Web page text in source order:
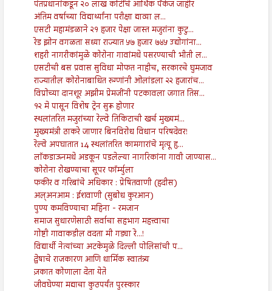
पंतप्रधानांकडून २० लाख कोटींचे आर्थिक पॅकेज जाहीर
अंतिम वर्षाच्या विद्यार्थ्यांना परीक्षा द्याव्या ल...
एसटी महामंडळाने २१ हजार पेक्षा जास्त मजुरांना कुटु...
रेड झोन वगळता सध्या राज्यात ५७ हजार ७४५ उद्योगांना...
शहरी नागरीकांमुळे कोरोना गावांमधे पसरण्याची भीती ल...
एसटीची बस प्रवास सुविधा मोफत नाहीच, सरकारचे घुमजाव
राज्यातील कोरोनाबाधित रुग्णांनी ओलांडला २२ हजारांच...
विप्रोच्या दानशूर अझीम प्रेमजींनी पटकावला जगात तिस...
१२ मे पासून विशेष ट्रेन सुरू होणार
स्थलांतरित मजुरांच्या रेल्वे तिकिटाची खर्च मुख्यमं...
मुख्यमंत्री ठाकरे जाणार बिनविरोध विधान परिषदेवर!
रेल्वे अपघातात 14 स्थलांतरित कामगारांचे मृत्यू हृ...
लाॅकडाऊनमधे अडकून पडलेल्या नागरिकांना गावी जाण्यास...
कोरोना रोखण्याचा सूपर फॉर्म्युला
फकीर व गरिबांचे अधिकार : प्रेषितवाणी (हदीस)
अल्अनआम : ईशवाणी (सुबोध कुरआन)
पुण्य कमविण्याचा महिना - रमजान
समाज सुधारणेसाठी सर्वाचा सहभाग महत्त्वाचा
गोष्टी गावाकडील वदता मी गड्या रे...!
विद्यार्थी नेत्यांच्या अटकेमुळे दिल्ली पोलिसांची प...
द्वेषाचे राजकारण आणि धार्मिक स्वातंत्र्य
ज़कात कोणाला देता येते
जीवघेण्या मद्याचा कुठपर्यंत पुरस्कार